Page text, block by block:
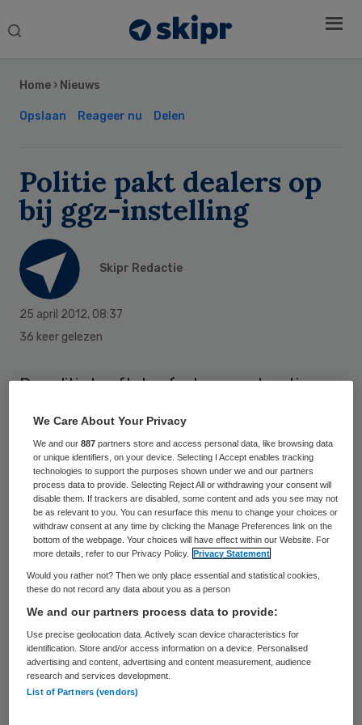
Search
Home › Nieuws
Opslaan Reageer nu Delen
Politie pakt dealers op
bij ggz-instelling
Skipr Redactie
25 april 2012, 08:37
36 keer gelezen
De politie heeft de afgelopen weken tien
Groningen opgepakt die verdacht worden
van het dealen van ruim 130 bolletjes en
pakketjes cocaïne bij een zorginstelling voor
verslaafden in Apeldoorn.
De drugs zijn in beslag genomen, zo meldde
de politie vandaag. Volgens de politie
hebben de dealers de cocaïne zelf
meegenomen en hebben ze geen enkele
binding met de hulpverlening in Apeldoorn.
Er waren volgens de politie al langer
aanwijzingen voor de activiteiten van de
Sidebar
We Care About Your Privacy
We and our887 partners store and access personal data, like browsing data
or unique identifiers, on your device. Selecting I Accept enables tracking
technologies to support the purposes shown under we and our partners
process data to provide. Selecting Reject All or withdrawing your consent will
disable them. If trackers are disabled, some content and ads you see may not
be as relevant to you. You can resurface this menu to change your choices or
withdraw consent at any time by clicking the Manage Preferences link on the
bottom of the webpage. Your choices will have effect within our Website. For
more details, refer to our Privacy Policy.
Privacy Statement
Would you rather not? Then we only place essential and statistical cookies,
these do not record any data about you as a person
We and our partners process data to provide:
Use precise geolocation data. Actively scan device characteristics for
identification. Store and/or access information on a device. Personalised
advertising and content, advertising and content measurement, audience
research and services development.
List of Partners (vendors)